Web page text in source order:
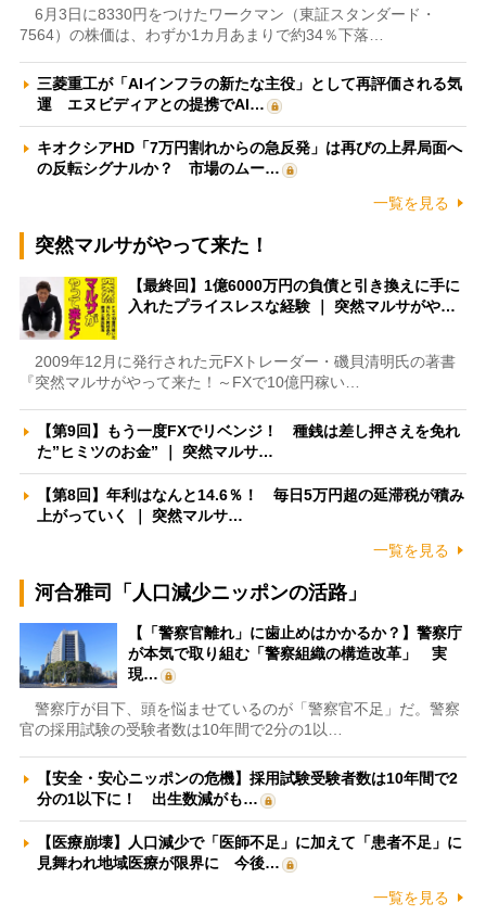
6月3日に8330円をつけたワークマン（東証スタンダード・
7564）の株価は、わずか1カ月あまりで約34％下落…
三菱重工が「AIインフラの新たな主役」として再評価される気
運 エヌビディアとの提携でAI…
キオクシアHD「7万円割れからの急反発」は再びの上昇局面へ
の反転シグナルか？ 市場のムー…
一覧を見る
突然マルサがやって来た！
【最終回】1億6000万円の負債と引き換えに手に
入れたプライスレスな経験 ｜ 突然マルサがや…
2009年12月に発行された元FXトレーダー・磯貝清明氏の著書
『突然マルサがやって来た！～FXで10億円稼い…
【第9回】もう一度FXでリベンジ！ 種銭は差し押さえを免れ
た”ヒミツのお金” ｜ 突然マルサ…
【第8回】年利はなんと14.6％！ 毎日5万円超の延滞税が積み
上がっていく ｜ 突然マルサ…
一覧を見る
河合雅司「人口減少ニッポンの活路」
【「警察官離れ」に歯止めはかかるか？】警察庁
が本気で取り組む「警察組織の構造改革」 実
現…
警察庁が目下、頭を悩ませているのが「警察官不足」だ。警察
官の採用試験の受験者数は10年間で2分の1以…
【安全・安心ニッポンの危機】採用試験受験者数は10年間で2
分の1以下に！ 出生数減がも…
【医療崩壊】人口減少で「医師不足」に加えて「患者不足」に
見舞われ地域医療が限界に 今後…
一覧を見る